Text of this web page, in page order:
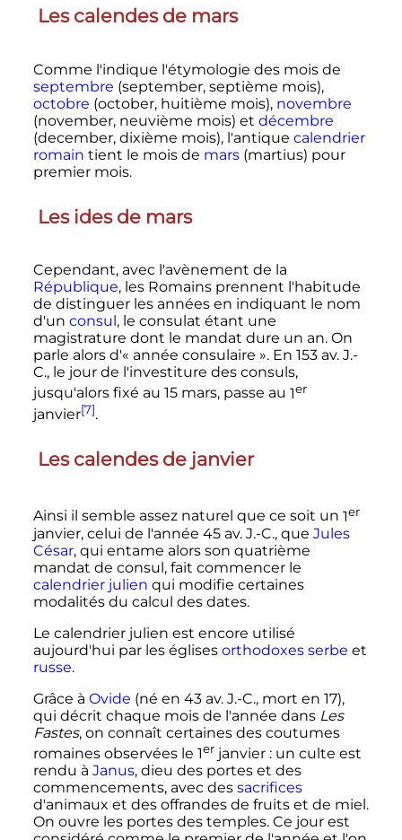
Les calendes de mars
Comme l'indique l'étymologie des mois de
septembre (september, septième mois),
octobre (october, huitième mois), novembre
(november, neuvième mois) et décembre
(december, dixième mois), l'antique calendrier
romain tient le mois de mars(martius) pour
premier mois.
Les ides de mars
Cependant, avec l'avènement de la
République, les Romains prennent l'habitude
de distinguer les années en indiquant le nom
d'un consul , le consulat étant une
magistrature dont le mandat dure un an. On
parle alors d'« année consulaire ». En 153 av. J.-
C., le jour de l'investiture des consuls,
jusqu'alors fixé au 15 mars, passe au 1er
janvier[7].
Les calendes de janvier
Ainsi il semble assez naturel que ce soit un 1er
janvier, celui de l'année 45 av. J.-C., que Jules
César, qui entame alors son quatrième
mandat de consul, fait commencer le
calendrier julien qui modifie certaines
modalités du calcul des dates.
Le calendrier julien est encore utilisé
aujourd'hui par les églises orthodoxes serbe et
russe.
Grâce à Ovide (né en 43 av. J.-C., mort en 17),
qui décrit chaque mois de l'année dans Les
Fastes, on connaît certaines des coutumes
romaines observées le 1er janvier : un culte est
rendu à Janus, dieu des portes et des
commencements, avec des sacrifices
d'animaux et des offrandes de fruits et de miel.
On ouvre les portes des temples. Ce jour est